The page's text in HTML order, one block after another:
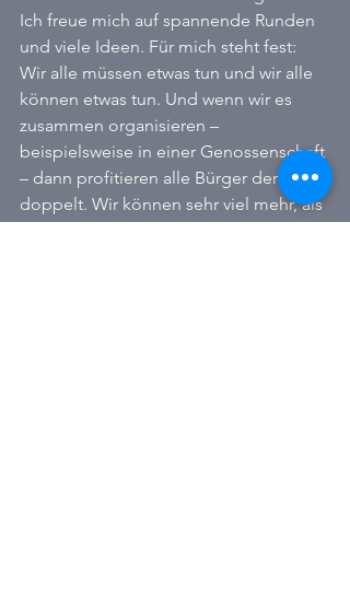
Ich freue mich auf spannende Runden
und viele Ideen. Für mich steht fest:
Wir alle müssen etwas tun und wir alle
können etwas tun. Und wenn wir es
zusammen organisieren –
beispielsweise in einer Genossenschaft
– dann profitieren alle Bürger der Stadt
doppelt. Wir können sehr viel mehr, als